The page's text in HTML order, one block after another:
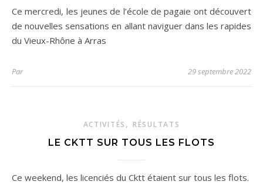
Ce mercredi, les jeunes de l’école de pagaie ont découvert
de nouvelles sensations en allant naviguer dans les rapides
du Vieux-Rhône à Arras
Par 29 septembre 2022
ACTIVITÉS , RÉSULTATS
LE CKTT SUR TOUS LES FLOTS
Ce weekend, les licenciés du Cktt étaient sur tous les flots.